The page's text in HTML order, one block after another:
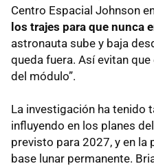
Centro Espacial Johnson
los trajes para que nunca
astronauta sube y baja
queda fuera. Así evitan
del módulo”.
La investigación ha tenido
influyendo en los planes
previsto para 2027, y en la
base lunar permanente.